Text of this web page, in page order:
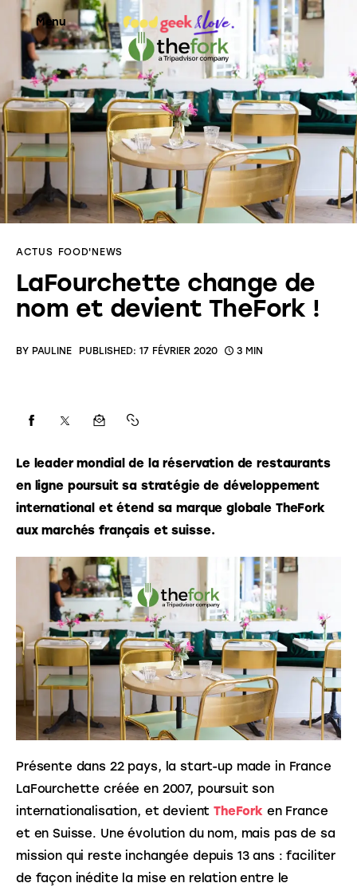
Menu
Food’News
Food’Com
Food’Art
Food’Life
ACTUS FOOD'NEWS
LaFourchette change de
nom et devient TheFork !
BY PAULINE PUBLISHED: 17 FÉVRIER 2020 3 MIN
Le leader mondial de la réservation de restaurants
en ligne poursuit sa stratégie de développement
international et étend sa marque globale TheFork
aux marchés français et suisse.
Présente dans 22 pays, la start-up made in France
LaFourchette créée en 2007, poursuit son
internationalisation, et devient TheFork en France
et en Suisse. Une évolution du nom, mais pas de sa
mission qui reste inchangée depuis 13 ans : faciliter
de façon inédite la mise en relation entre le